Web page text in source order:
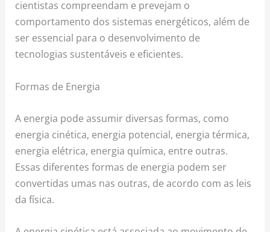
cientistas compreendam e prevejam o
comportamento dos sistemas energéticos, além de
ser essencial para o desenvolvimento de
tecnologias sustentáveis e eficientes.
Formas de Energia
A energia pode assumir diversas formas, como
energia cinética, energia potencial, energia térmica,
energia elétrica, energia química, entre outras.
Essas diferentes formas de energia podem ser
convertidas umas nas outras, de acordo com as leis
da física.